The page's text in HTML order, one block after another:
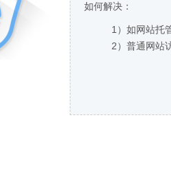
如何解决：
1）如网站托
2）普通网站